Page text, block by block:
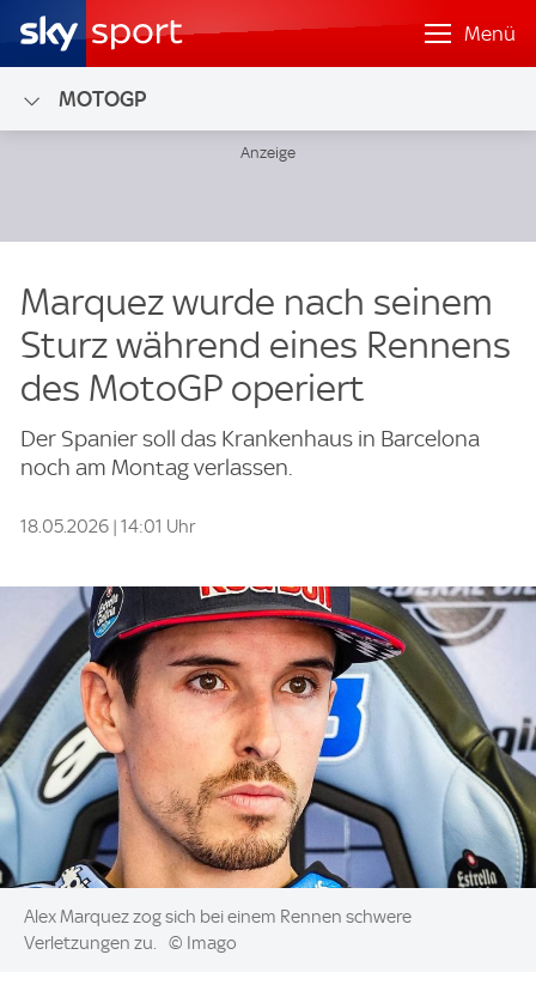
Menü
MOTOGP
Marquez wurde nach seinem
Sturz während eines Rennens
des MotoGP operiert
Der Spanier soll das Krankenhaus in Barcelona
noch am Montag verlassen.
18.05.2026 | 14:01 Uhr
Image:
Alex Marquez zog sich bei einem Rennen schwere
Verletzungen zu.
© Imago